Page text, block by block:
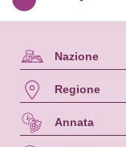
Nazione
Regione
Annata